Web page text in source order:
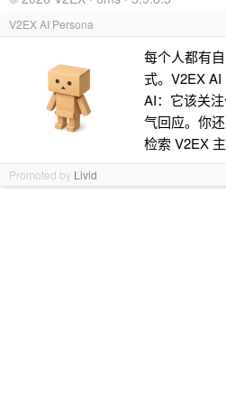
V2EX AI Persona
每个人都有
式。V2EX
AI：它该关
气回应。你
检索 V2EX
Promoted by Livid